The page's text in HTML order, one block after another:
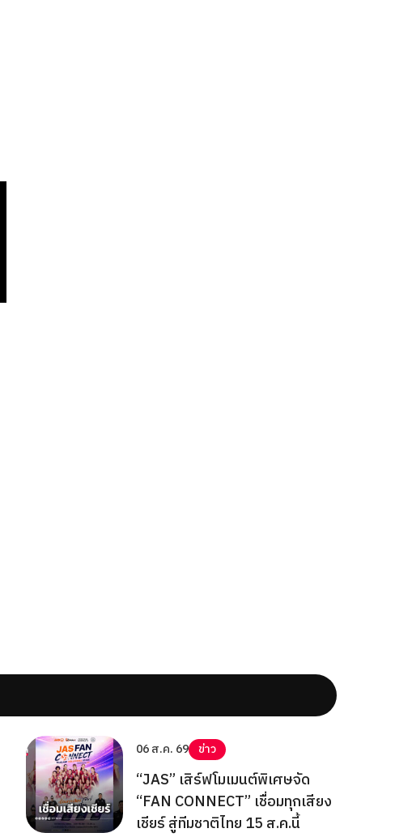
06 ส.ค. 69 ข่าว
“JAS” เสิร์ฟโมเมนต์พิเศษจัด
“FAN CONNECT” เชื่อมทุกเสียง
เชียร์ สู่ทีมชาติไทย 15 ส.ค.นี้